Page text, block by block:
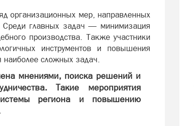
организационных мер, направленных
Среди главных задач — минимизация
производства. Также участники
инструментов и повышения
наиболее сложных задач.
мнениями, поиска решений и
Такие мероприятия
региона и повышению